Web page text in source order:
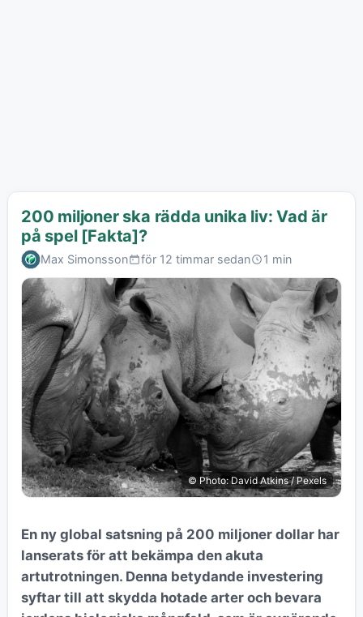
200 miljoner ska rädda unika liv: Vad är
på spel [Fakta]?
Max Simonsson för 12 timmar sedan 1 min
© Photo: David Atkins / Pexels
En ny global satsning på 200 miljoner dollar har
lanserats för att bekämpa den akuta
artutrotningen. Denna betydande investering
syftar till att skydda hotade arter och bevara